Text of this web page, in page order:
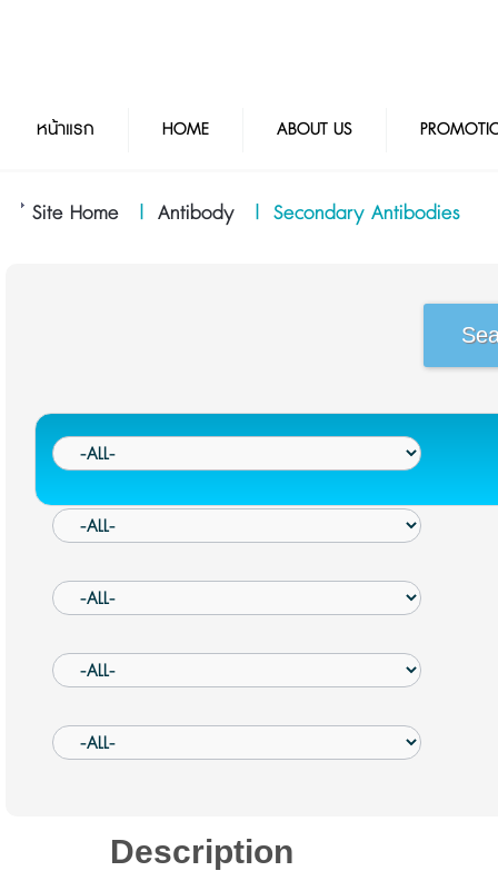
หน้าแรก HOME ABOUT US
Site Home | Antibody | Secondary Antibodies
Description